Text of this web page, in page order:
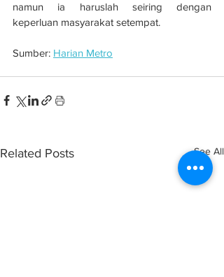
namun ia haruslah seiring dengan
keperluan masyarakat setempat.
Sumber: Harian Metro
Related Posts See All